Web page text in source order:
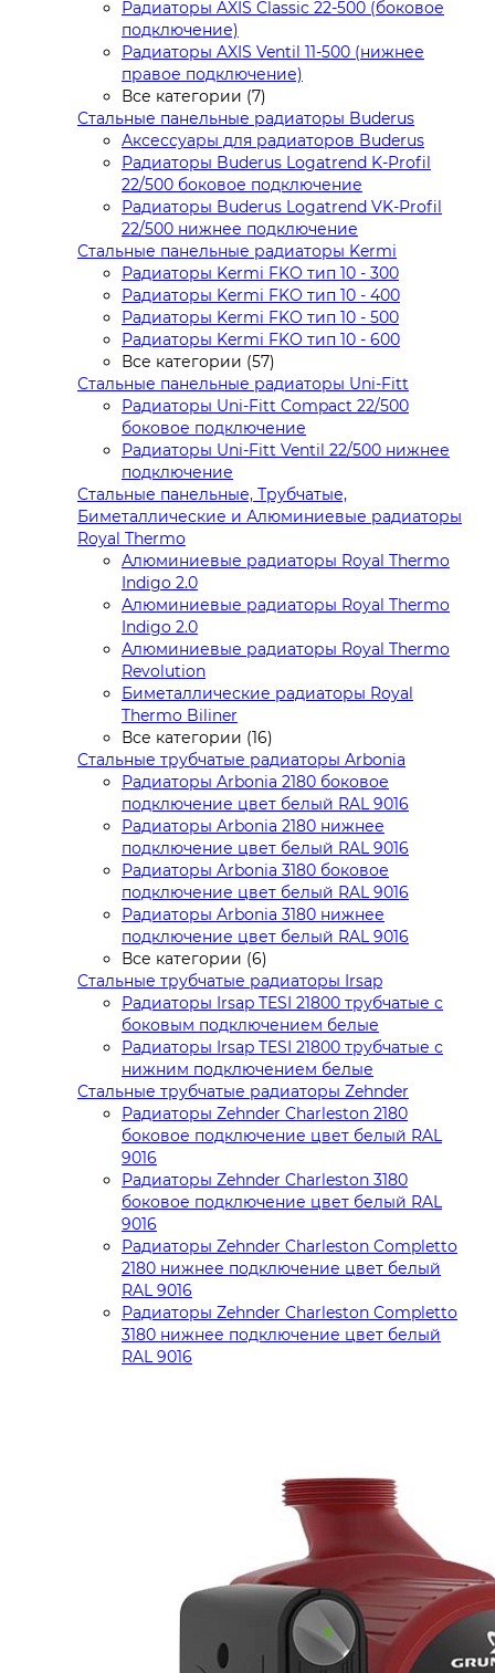
Радиаторы AXIS Classic 22-500 (боковое
подключение)
Радиаторы AXIS Ventil 11-500 (нижнее
правое подключение)
Все категории (7)
Стальные панельные радиаторы Buderus
Аксессуары для радиаторов Buderus
Радиаторы Buderus Logatrend K-Profil
22/500 боковое подключение
Радиаторы Buderus Logatrend VK-Profil
22/500 нижнее подключение
Стальные панельные радиаторы Kermi
Радиаторы Kermi FKO тип 10 - 300
Радиаторы Kermi FKO тип 10 - 400
Радиаторы Kermi FKO тип 10 - 500
Радиаторы Kermi FKO тип 10 - 600
Все категории (57)
Стальные панельные радиаторы Uni-Fitt
Радиаторы Uni-Fitt Compact 22/500
боковое подключение
Радиаторы Uni-Fitt Ventil 22/500 нижнее
подключение
Стальные панельные, Трубчатые,
Биметаллические и Алюминиевые радиаторы
Royal Thermo
Алюминиевые радиаторы Royal Thermo
Indigo 2.0
Алюминиевые радиаторы Royal Thermo
Indigo 2.0
Алюминиевые радиаторы Royal Thermo
Revolution
Биметаллические радиаторы Royal
Thermo Biliner
Все категории (16)
Стальные трубчатые радиаторы Arbonia
Радиаторы Arbonia 2180 боковое
подключение цвет белый RAL 9016
Радиаторы Arbonia 2180 нижнее
подключение цвет белый RAL 9016
Радиаторы Arbonia 3180 боковое
подключение цвет белый RAL 9016
Радиаторы Arbonia 3180 нижнее
подключение цвет белый RAL 9016
Все категории (6)
Стальные трубчатые радиаторы Irsap
Радиаторы Irsap TESI 21800 трубчатые с
боковым подключением белые
Радиаторы Irsap TESI 21800 трубчатые с
нижним подключением белые
Стальные трубчатые радиаторы Zehnder
Радиаторы Zehnder Charleston 2180
боковое подключение цвет белый RAL
9016
Радиаторы Zehnder Charleston 3180
боковое подключение цвет белый RAL
9016
Радиаторы Zehnder Charleston Completto
2180 нижнее подключение цвет белый
RAL 9016
Радиаторы Zehnder Charleston Completto
3180 нижнее подключение цвет белый
RAL 9016